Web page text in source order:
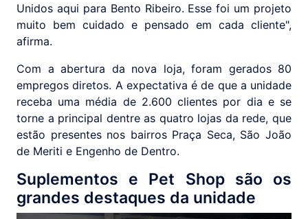
Unidos aqui para Bento Ribeiro. Esse foi um projeto
muito bem cuidado e pensado em cada cliente",
afirma.
Com a abertura da nova loja, foram gerados 80
empregos diretos. A expectativa é de que a unidade
receba uma média de 2.600 clientes por dia e se
torne a principal dentre as quatro lojas da rede, que
estão presentes nos bairros Praça Seca, São João
de Meriti e Engenho de Dentro.
Suplementos e Pet Shop são os
grandes destaques da unidade